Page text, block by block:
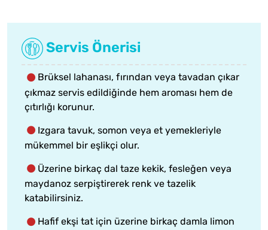
Servis Önerisi
Brüksel lahanası, fırından veya tavadan çıkar
çıkmaz servis edildiğinde hem aroması hem de
çıtırlığı korunur.
Izgara tavuk, somon veya et yemekleriyle
mükemmel bir eşlikçi olur.
Üzerine birkaç dal taze kekik, fesleğen veya
maydanoz serpiştirerek renk ve tazelik
katabilirsiniz.
Hafif ekşi tat için üzerine birkaç damla limon